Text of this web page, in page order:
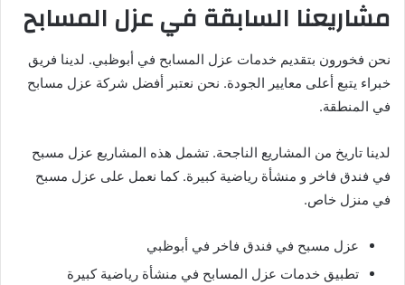
مشاريعنا السابقة في عزل المسابح
نحن فخورون بتقديم خدمات عزل المسابح في أبوظبي. لدينا فريق
خبراء يتبع أعلى معايير الجودة. نحن نعتبر أفضل شركة عزل مسابح
في المنطقة.
لدينا تاريخ من المشاريع الناجحة. تشمل هذه المشاريع عزل مسبح
في فندق فاخر و منشأة رياضية كبيرة. كما نعمل على عزل مسبح
في منزل خاص.
عزل مسبح في فندق فاخر في أبوظبي
تطبيق خدمات عزل المسابح في منشأة رياضية كبيرة